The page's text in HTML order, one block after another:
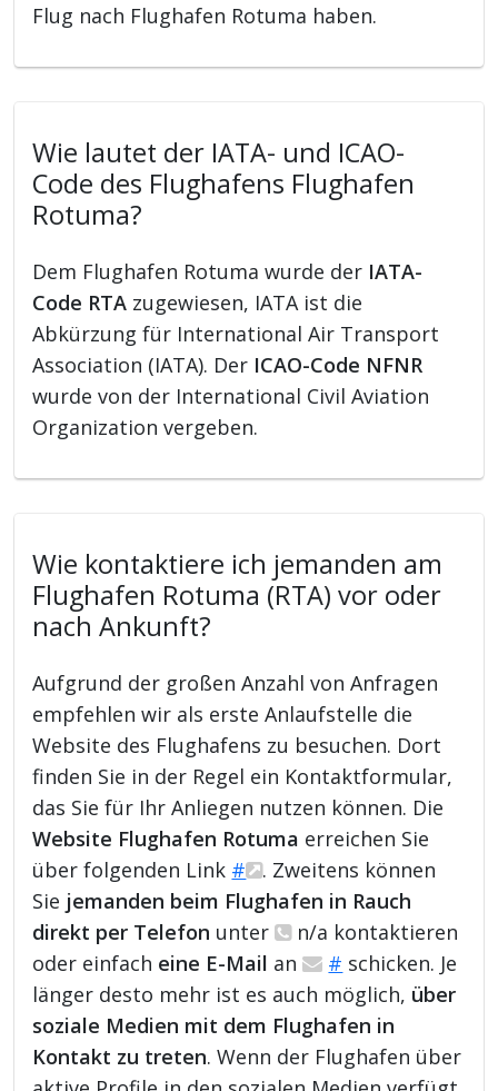
Flug nach Flughafen Rotuma haben.
Wie lautet der IATA- und ICAO-
Code des Flughafens Flughafen
Rotuma?
Dem Flughafen Rotuma wurde der IATA-
Code RTA zugewiesen, IATA ist die
Abkürzung für International Air Transport
Association (IATA). Der ICAO-Code NFNR
wurde von der International Civil Aviation
Organization vergeben.
Wie kontaktiere ich jemanden am
Flughafen Rotuma (RTA) vor oder
nach Ankunft?
Aufgrund der großen Anzahl von Anfragen
empfehlen wir als erste Anlaufstelle die
Website des Flughafens zu besuchen. Dort
finden Sie in der Regel ein Kontaktformular,
das Sie für Ihr Anliegen nutzen können. Die
Website Flughafen Rotuma erreichen Sie
über folgenden Link #
. Zweitens können
Sie jemanden beim Flughafen in Rauch
direkt per Telefon unter
n/a kontaktieren
oder einfach eine E-Mail an # schicken. Je
länger desto mehr ist es auch möglich, über
soziale Medien mit dem Flughafen in
Kontakt zu treten. Wenn der Flughafen über